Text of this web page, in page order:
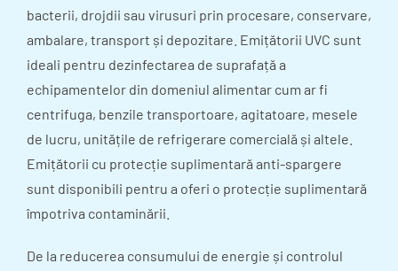
bacterii, drojdii sau virusuri prin procesare, conservare,
ambalare, transport și depozitare. Emițătorii UVC sunt
ideali pentru dezinfectarea de suprafață a
echipamentelor din domeniul alimentar cum ar fi
centrifuga, benzile transportoare, agitatoare, mesele
de lucru, unitățile de refrigerare comercială și altele.
Emițătorii cu protecție suplimentară anti-spargere
sunt disponibili pentru a oferi o protecție suplimentară
împotriva contaminării.
De la reducerea consumului de energie și controlul